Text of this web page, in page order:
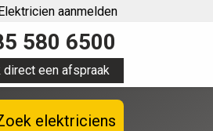
aanmelden
580 6500
direct een afspraak
Zoek elektriciens